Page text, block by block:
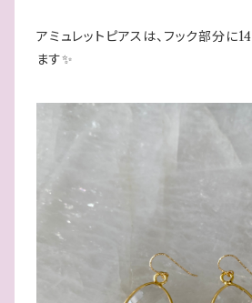
アミュレットピアスは、フック部分に
ます✨